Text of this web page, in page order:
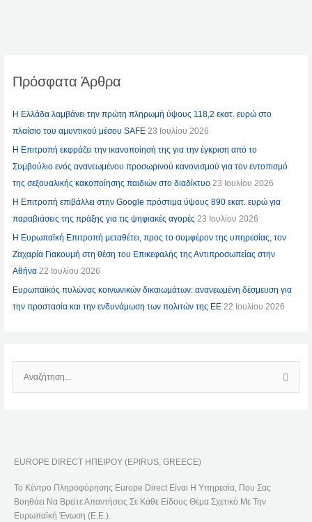
Πρόσφατα Άρθρα
Η Ελλάδα λαμβάνει την πρώτη πληρωμή ύψους 118,2 εκατ. ευρώ στο
πλαίσιο του αμυντικού μέσου SAFE 23 Ιουλίου 2026
Η Επιτροπή εκφράζει την ικανοποίησή της για την έγκριση από το
Συμβούλιο ενός ανανεωμένου προσωρινού κανονισμού για τον εντοπισμό
της σεξουαλικής κακοποίησης παιδιών στο διαδίκτυο 23 Ιουλίου 2026
Η Επιτροπή επιβάλλει στην Google πρόστιμα ύψους 890 εκατ. ευρώ για
παραβιάσεις της πράξης για τις ψηφιακές αγορές 23 Ιουλίου 2026
Η Ευρωπαϊκή Επιτροπή μεταθέτει, προς το συμφέρον της υπηρεσίας, τον
Ζαχαρία Γιακουμή στη θέση του Επικεφαλής της Αντιπροσωπείας στην
Αθήνα 22 Ιουλίου 2026
Ευρωπαϊκός πυλώνας κοινωνικών δικαιωμάτων: ανανεωμένη δέσμευση για
την προστασία και την ενδυνάμωση των πολιτών της ΕΕ 22 Ιουλίου 2026
Τ
Σ
Η
EUROPE DIRECT ΗΠΕΙΡΟΥ (EPIRUS, GREECE)
Το Κέντρο Πληροφόρησης Europe Direct Είναι Η Υπηρεσία, Που Σας
Βοηθάει Να Βρείτε Απαντήσεις Σε Κάθε Είδους Θέμα Σχετικό Με Την
Ευρωπαϊκή Ένωση (Ε.Ε.).